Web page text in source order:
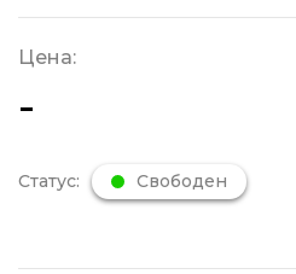
Цена:
-
Статус: Свободен